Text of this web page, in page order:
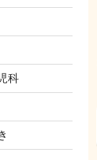
科